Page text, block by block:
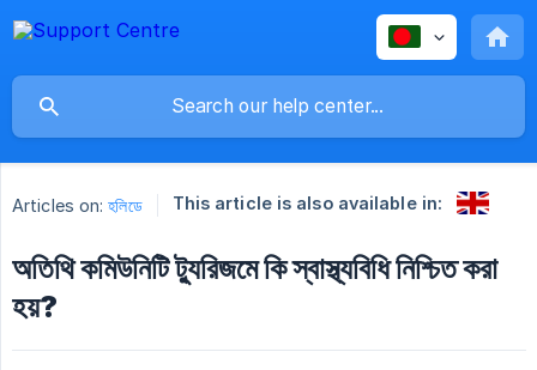
Articles on: হলিডে This article is also available in:
অতিথি কমিউনিটি ট্যুরিজমে কি স্বাস্থ্যবিধি নিশ্চিত করা
হয়?